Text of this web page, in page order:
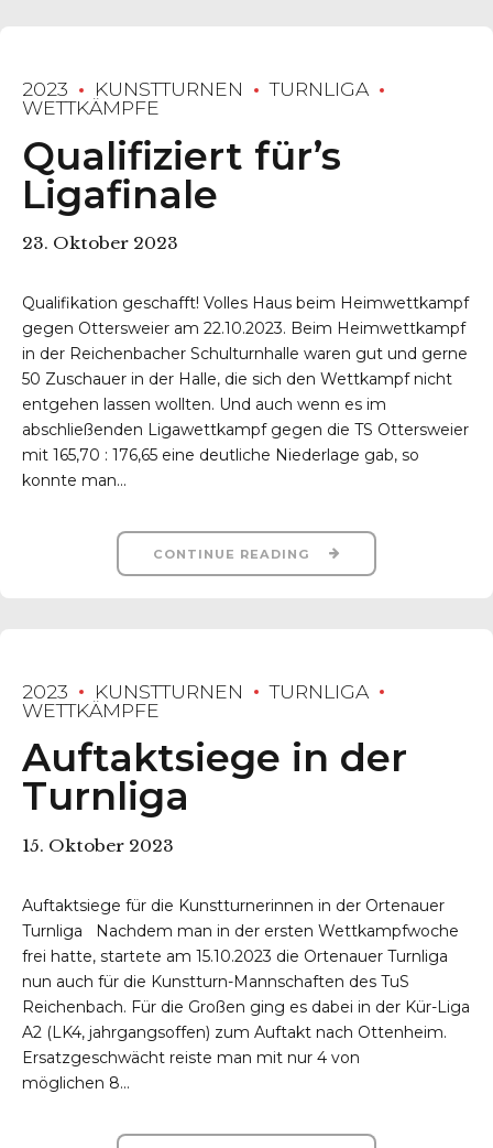
2023 KUNSTTURNEN
TURNLIGA
WETTKÄMPFE
Qualifiziert für’s
Ligafinale
23. Oktober 2023
Qualifikation geschafft! Volles Haus beim Heimwettkampf
gegen Ottersweier am 22.10.2023. Beim Heimwettkampf
in der Reichenbacher Schulturnhalle waren gut und gerne
50 Zuschauer in der Halle, die sich den Wettkampf nicht
entgehen lassen wollten. Und auch wenn es im
abschließenden Ligawettkampf gegen die TS Ottersweier
mit 165,70 : 176,65 eine deutliche Niederlage gab, so
konnte man...
CONTINUE READING
2023 KUNSTTURNEN
TURNLIGA
WETTKÄMPFE
Auftaktsiege in der
Turnliga
15. Oktober 2023
Auftaktsiege für die Kunstturnerinnen in der Ortenauer
Turnliga Nachdem man in der ersten Wettkampfwoche
frei hatte, startete am 15.10.2023 die Ortenauer Turnliga
nun auch für die Kunstturn-Mannschaften des TuS
Reichenbach. Für die Großen ging es dabei in der Kür-Liga
A2 (LK4, jahrgangsoffen) zum Auftakt nach Ottenheim.
Ersatzgeschwächt reiste man mit nur 4 von
möglichen 8...